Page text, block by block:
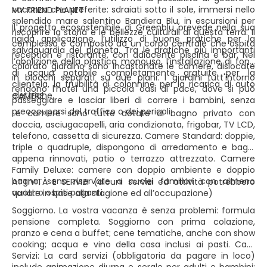
vacanza che preferite: sdraiati sotto il sole, immersi nello
splendido mare salentino Bandiera Blu, in escursioni per
riscoprire la storia e le bellezze culturali di questa terra. Il
complesso è composto da un corpo centrale che ospita
reception e ristorante, con adiacente piscina e bar. Nel
colorato giardino sono incastonate le camere, dislocate
in blocchi separati su due piani. I giardini tutt'intorno
rendono l’hotel una piccola oasi di pace, dove si può
passeggiare e lasciar liberi di correre i bambini, senza
preoccuparsi del traffico o dei pericoli.
MY FRIEND PLANET
Il progetto ecosostenibile di Greenblu prevede nella sua
rigida applicazione, l’utilizzo di buone pratiche per la
salvaguardia del pianeta. Tra le pratiche più importanti
l’abolizione della plastica monouso, l’installazione di fonti
di acqua potabile completamente gratuite per la
clientela, la fruibilità di colonnine per la ricarica di auto
elettriche.
CAMERE
Le camere sono tutte dotate di bagno privato con
doccia, asciugacapelli, aria condizionata, frigobar, TV LCD,
telefono, cassetta di sicurezza. Camere Standard: doppie,
triple o quadruple, dispongono di arredamento e bagni
appena rinnovati, patio o terrazzo attrezzato. Camere
Family Deluxe: camere con doppio ambiente e doppio
bagno, sono riservate a nuclei familiari con almeno
quattro ospiti paganti.
ATTIVITÀ E SERVIZI (alcuni servizi ed attività potrebbero
variare in base alla stagione ed all’occupazione)
Soggiorno. La vostra vacanza è senza problemi: formula
pensione completa. Soggiorno con prima colazione,
pranzo e cena a buffet; cene tematiche, anche con show
cooking; acqua e vino della casa inclusi ai pasti. Card
Servizi: La card servizi (obbligatoria da pagare in loco)